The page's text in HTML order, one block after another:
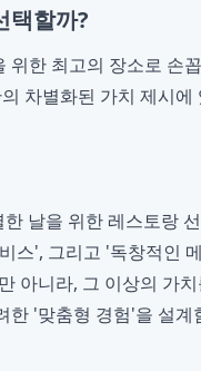
택할까?
위한 최고의 장소로 손
차별화된 가치 제시에
날을 위한 레스토랑
스', 그리고 '독창적인
아니라, 그 이상의 가
'맞춤형 경험'을 설